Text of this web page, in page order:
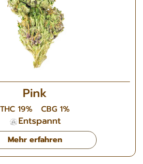
Pink
THC 19% CBG 1%
Entspannt